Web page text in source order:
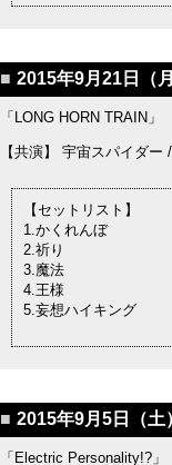
■ 2015年9月21日（
「LONG HORN TRAIN」
【共演】 宇宙スパイダ
【セットリスト】
1.かくれんぼ
2.祈り
3.魔法
4.王様
5.妄想ハイキング
■ 2015年9月5日（
「Electric Personality!?」